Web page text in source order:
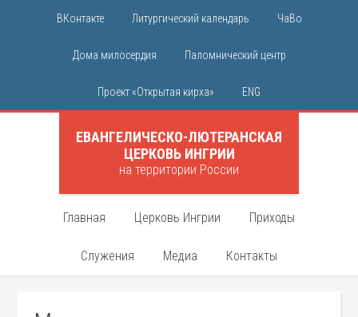
ВКонтакте Литургический календарь ЧаВо
Дома милосердия Паломнический центр
Проект «Открытая кирха» ENG
ЕВАНГЕЛИЧЕСКО-ЛЮТЕРАНСКАЯ
ЦЕРКОВЬ ИНГРИИ
на территории России
Главная Церковь Ингрии Приходы
Служения Медиа Контакты